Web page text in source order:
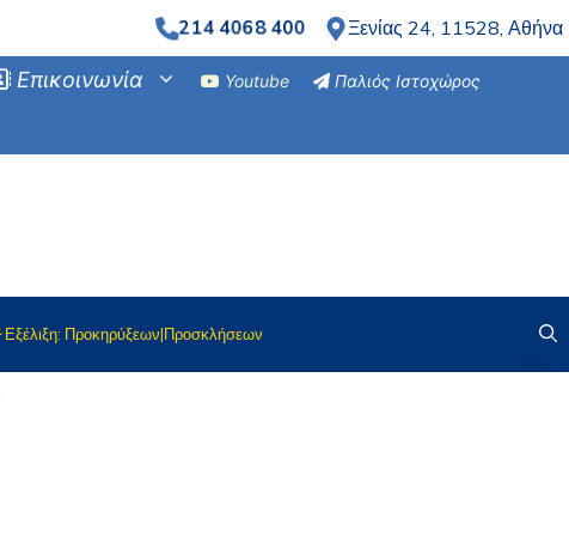
214 4068 400 Ξενίας 24, 11528, Αθήνα
Επικοινωνία Youtube Παλιός Ιστοχώρος
Εξέλιξη: Προκηρύξεων|Προσκλήσεων